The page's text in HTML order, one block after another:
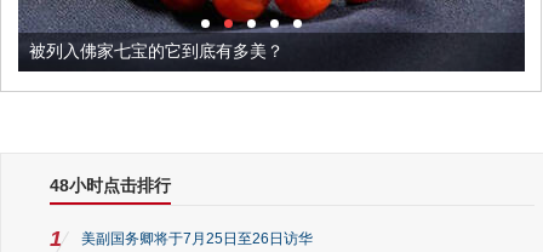
被列入佛家七宝的它到底有多美？
48小时点击排行
1 美副国务卿将于7月25日至26日访华